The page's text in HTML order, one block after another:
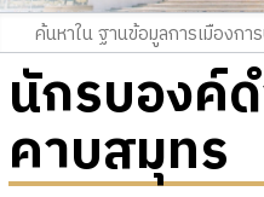
นักรบองค์
คาบสมุทร